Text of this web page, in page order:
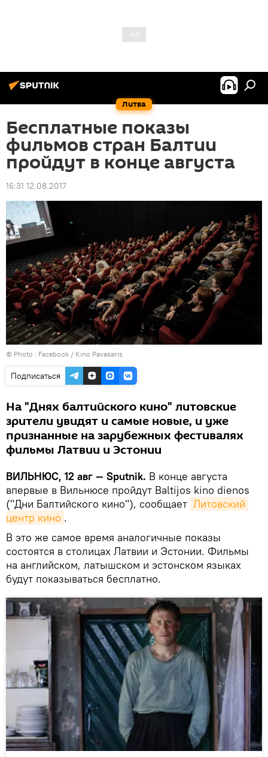
Литва
Бесплатные показы
фильмов стран Балтии
пройдут в конце августа
16:31 12.08.2017
© Photo : Facebook / Kino Pavasaris
Подписаться
На "Днях балтийского кино" литовские
зрители увидят и самые новые, и уже
признанные на зарубежных фестивалях
фильмы Латвии и Эстонии
ВИЛЬНЮС, 12 авг — Sputnik. В конце августа
впервые в Вильнюсе пройдут Baltijos kino dienos
("Дни Балтийского кино"), сообщает Литовский
центр кино .
В это же самое время аналогичные показы
состоятся в столицах Латвии и Эстонии. Фильмы
на английском, латышском и эстонском языках
будут показываться бесплатно.